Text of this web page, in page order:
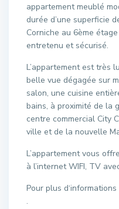
appartement meublé
durée d’une superficie
Corniche au 6ème
entretenu et sécurisé.
L’appartement est très
belle vue dégagée sur
salon, une cuisine
bains, à proximité de la
centre commercial City
ville et de la nouvelle
L’appartement vous
à l’internet WIFI, TV
Pour plus
.